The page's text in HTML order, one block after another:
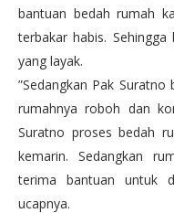
bantuan bedah rumah
terbakar habis.
yang layak.
”Sedangkan Pak
rumahnya roboh dan
Suratno proses bedah
kemarin. Sedangkan
terima bantuan untuk
ucapnya.